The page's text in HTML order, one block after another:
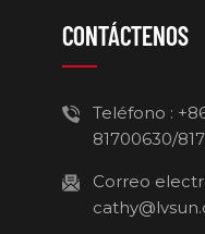
CONTÁCTENOS
Teléfono :
81700630/
Correo